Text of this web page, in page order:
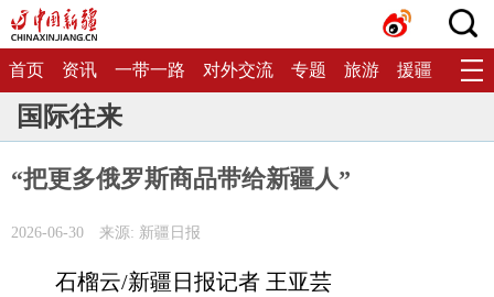
首页 资讯 一带一路 对外交流 专题 旅游 援疆 生态
国际往来
“把更多俄罗斯商品带给新疆人”
2026-06-30 来源: 新疆日报
石榴云/新疆日报记者 王亚芸